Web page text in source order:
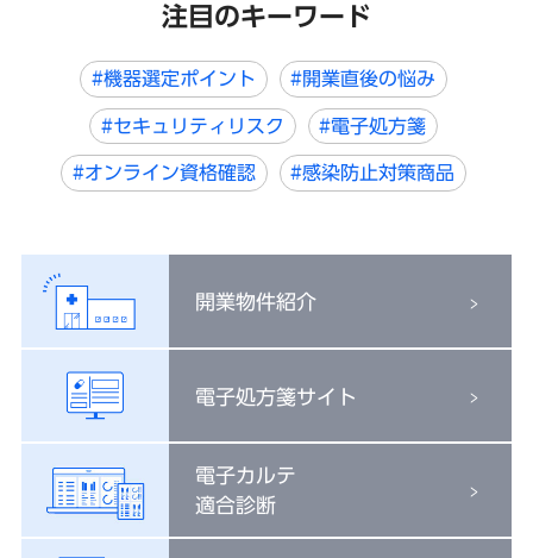
注目のキーワード
#機器選定ポイント #開業直後の悩み
#セキュリティリスク #電子処方箋
#オンライン資格確認 #感染防止対策商品
開業物件紹介
電子処方箋サイト
電子カルテ
適合診断